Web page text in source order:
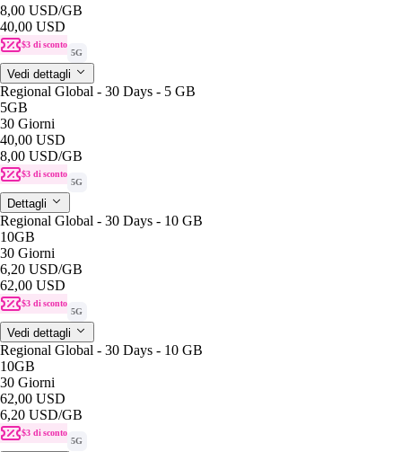
8,00 USD/GB
40,00 USD
$3 di sconto
5G
Vedi dettagli
Regional Global - 30 Days - 5 GB
5GB
30 Giorni
40,00 USD
8,00 USD/GB
$3 di sconto
5G
Dettagli
Regional Global - 30 Days - 10 GB
10GB
30 Giorni
6,20 USD/GB
62,00 USD
$3 di sconto
5G
Vedi dettagli
Regional Global - 30 Days - 10 GB
10GB
30 Giorni
62,00 USD
6,20 USD/GB
$3 di sconto
5G